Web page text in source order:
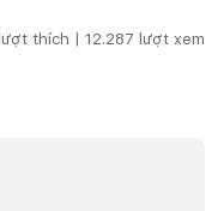
lượt thích | 12.287 lượt xem